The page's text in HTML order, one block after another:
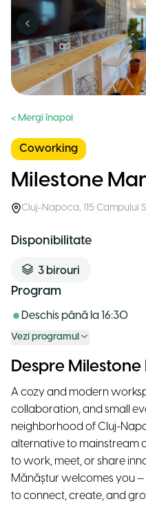
Previous slide
< Mergi înapoi
Coworking
Milestone
Cluj-Napoca, 115 Campului
Disponibilitate
3 birouri
Program
Deschis până la 16:30
Vezi programul
Despre
A cozy and modern
collaboration, and small
neighborhood of Cluj-
alternative to mainstream
to work, meet, or share
Mănăștur welcomes you
to connect, create, and